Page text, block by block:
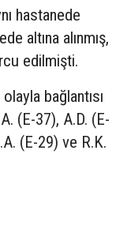
hastanede
altına alınmış,
edilmişti.
bağlantısı
(E-37), A.D. (E-
(E-29) ve R.K.